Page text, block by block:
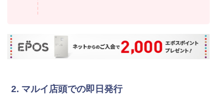
2. マルイ店頭での即日発行